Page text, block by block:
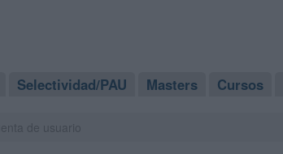
Selectividad/PAU Masters Cursos